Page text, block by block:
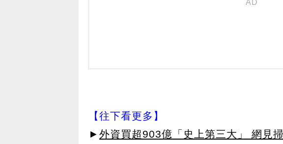
【往下看更多】
► 外資買超903億「史上第三大」 網見